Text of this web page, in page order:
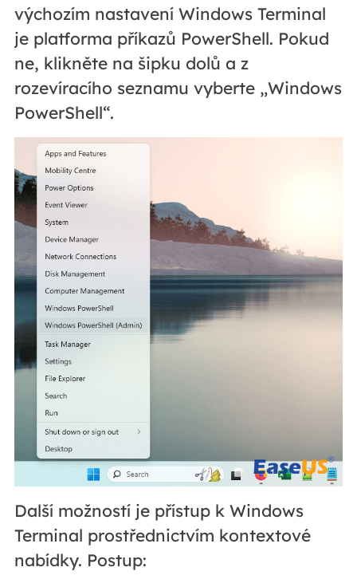
výchozím nastavení Windows Terminal
je platforma příkazů PowerShell. Pokud
ne, klikněte na šipku dolů a z
rozevíracího seznamu vyberte „Windows
PowerShell“.
Další možností je přístup k Windows
Terminal prostřednictvím kontextové
nabídky. Postup: